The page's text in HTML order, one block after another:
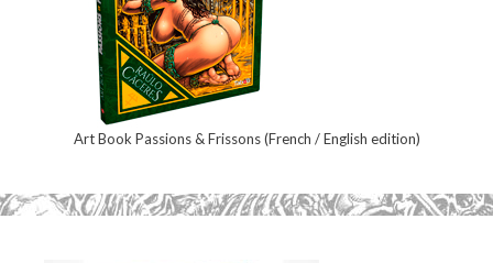
Art Book Passions & Frissons (French / English edition)